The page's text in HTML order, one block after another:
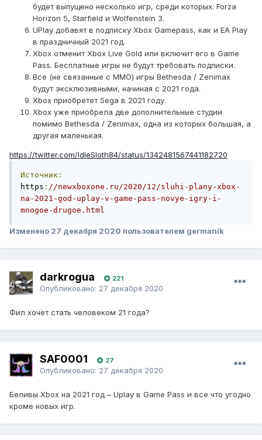
будет выпущено несколько игр, среди которых: Forza
Horizon 5, Starfield и Wolfenstein 3.
UPlay добавят в подписку Xbox Gamepass, как и EA Play
в праздничный 2021 год.
Xbox отменит Xbox Live Gold или включит его в Game
Pass. Бесплатные игры не будут требовать подписки.
Все (не связанные с MMO) игры Bethesda / Zenimax
будут эксклюзивными, начиная с 2021 года.
Xbox приобретет Sega в 2021 году.
Xbox уже приобрела две дополнительные студии
помимо Bethesda / Zenimax, одна из которых большая, а
другая маленькая.
https://twitter.com/IdleSloth84/status/1342481567441182720
Источник:
https : //newxboxone.ru/2020/12/sluhi-plany-xbox-
na-2021-god-uplay-v-game-pass-novye-igry-i-
mnogoe-drugoe.html
Изменено 27 декабря 2020 пользователем germanik
darkrogua 221
Опубликовано: 27 декабря 2020
Фил хочет стать человеком 21 года?
SAF0001 27
Опубликовано: 27 декабря 2020
Беливы Xbox на 2021 год – Uplay в Game Pass и все что угодно
кроме новых игр.